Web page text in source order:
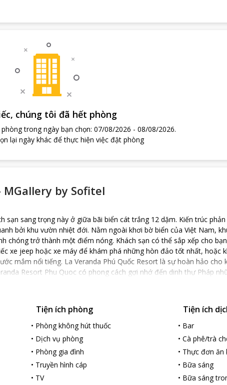
chúng tôi đã hết phòng
trong ngày bạn chọn: 07/08/2026 - 08/08/2026.
lại ngày khác để thực hiện việc đặt phòng
MGallery by Sofitel
sạn sang trọng này ở giữa bãi biển cát trắng 12 dặm. Kiến trúc
bởi khu vườn nhiệt đới. Nằm ngoài khơi bờ biển của Việt Nam,
chóng trở thành một điểm nóng. Khách sạn có thể sắp xếp cho
xe jeep hoặc xe máy để khám phá những hòn đảo tốt nhất, hoặc
mắm nổi tiếng. La Veranda Phú Quốc Resort là sự hoàn hảo cho
Resort Phu Quoc có phong cách gợi nhớ đến dinh thự Pháp
người độc thân, cặp đôi và gia đình dù lớn hay nhỏ. Với tầm nhìn
dịch vụ phòng và toàn bộ những tiện nghi du khách từng
không gian thoải mái của quán Le Bar với một ly cocktail giải
tiện nghi văn phòng của chỗ nghỉ, thì La Veranda Resort Phu Quoc
Tiện ích phòng
• Phòng không hút thuốc
• Dịch vụ phòng
• Phòng gia đình
• Truyền hình cáp
• TV
Tiện ích
• Bar
• Cà phê/trà
• Thực đơn ăn
• Bữa sáng
• Bữa sáng